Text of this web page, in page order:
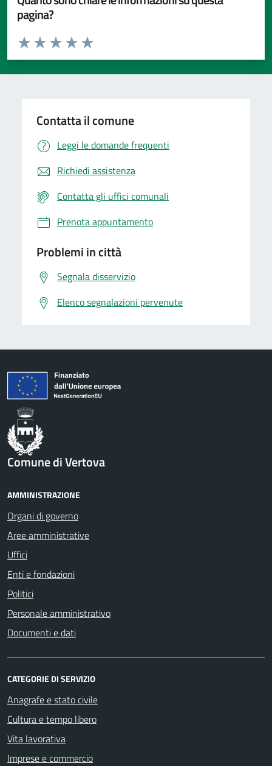
pagina?
Valuta da 1 a 5 stelle la pagina
Valuta 5 stelle su 5
Valuta 4 stelle su 5
Valuta 3 stelle su 5
Valuta 2 stelle su 5
Valuta 1 stelle su 5
Contatta il comune
Leggi le domande frequenti
Richiedi assistenza
Contatta gli uffici comunali
Prenota appuntamento
Problemi in città
Segnala disservizio
Elenco segnalazioni pervenute
Comune di Vertova
AMMINISTRAZIONE
Organi di governo
Aree amministrative
Uffici
Enti e fondazioni
Politici
Personale amministrativo
Documenti e dati
CATEGORIE DI SERVIZIO
Anagrafe e stato civile
Cultura e tempo libero
Vita lavorativa
Imprese e commercio